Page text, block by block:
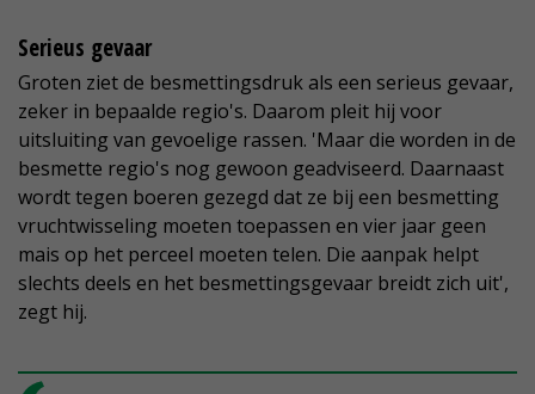
Serieus gevaar
Groten ziet de besmettingsdruk als een serieus gevaar,
zeker in bepaalde regio's. Daarom pleit hij voor
uitsluiting van gevoelige rassen. 'Maar die worden in de
besmette regio's nog gewoon geadviseerd. Daarnaast
wordt tegen boeren gezegd dat ze bij een besmetting
vruchtwisseling moeten toepassen en vier jaar geen
mais op het perceel moeten telen. Die aanpak helpt
slechts deels en het besmettingsgevaar breidt zich uit',
zegt hij.